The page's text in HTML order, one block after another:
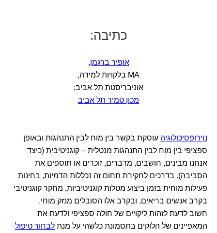
כתיבה:
אופיר ברגמן,
MA בלקויות למידה,
אוניבריסטת תל אביב;
מכון טמיר תל אביב
נוירופסיכולוגיה עוסקת בקשר בין מוח לבין התנהגות ובאופן
ספציפי בין מוח לבין התנהגות מנטלית – קוגניטיבית (כיצד
אנחנו מבינים, חושבים, מדברים, זוכרים או תוספים את
הסביבה). בדרכים לחקירת תחום זה נכללות הדמיות, בחינות
פעילות מוחית בזמן ביצוע מטלות קוגניטיביות, מחקר קוגניטיבי
בקרב אנשים בריאים, ובקרב אלו הסובלים מנזק מוחי.
חשוב לדעת לזהות ליקויים של חולה ספציפי ולדעת את
המאפיינים של הלוקים בתסמונת כלשהי על מנת לבחור טיפול